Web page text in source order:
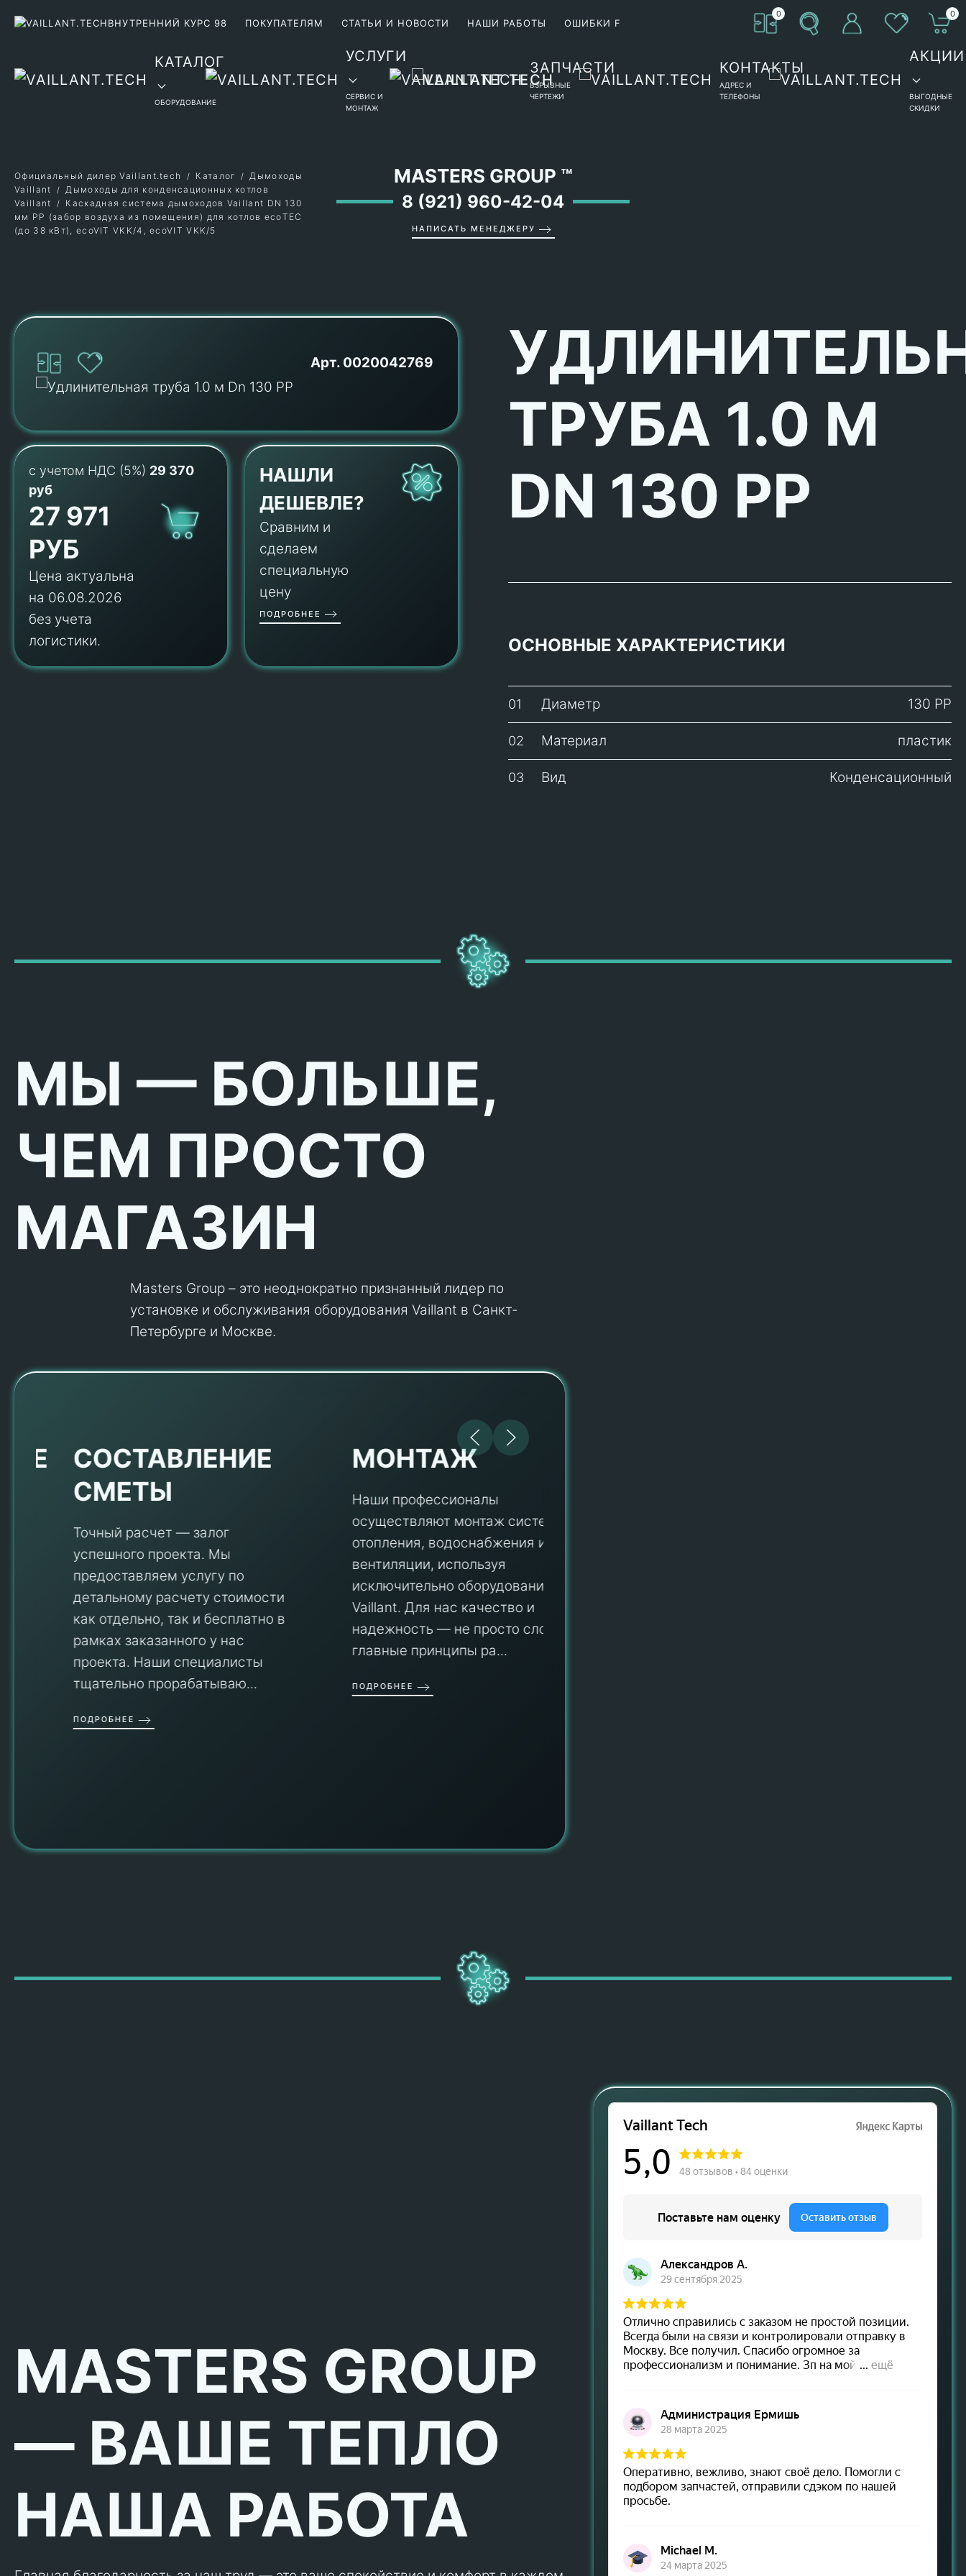
ВНУТРЕННИЙ КУРС 98 ПОКУПАТЕЛЯМ СТАТЬИ И НОВОСТИ НАШИ РАБОТЫ ОШИБКИ F
0 0
КАТАЛОГ
ОБОРУДОВАНИЕ
УСЛУГИ
СЕРВИС И
МОНТАЖ
ЗАПЧАСТИ
ВЗРЫВНЫЕ
ЧЕРТЕЖИ
КОНТАКТЫ
АДРЕС И
ТЕЛЕФОНЫ
АКЦИИ
ВЫГОДНЫЕ
СКИДКИ
MASTERS GROUP ™
8 (921) 960-42-04
НАПИСАТЬ МЕНЕДЖЕРУ
Официальный дилер Vaillant.tech Каталог
Дымоходы
Vaillant
Дымоходы для конденсационных котлов
Vaillant
Каскадная система дымоходов Vaillant DN 130
мм PP (забор воздуха из помещения) для котлов ecoTEC
(до 38 кВт), ecoVIT VKK/4, ecoVIT VKK/5
Арт. 0020042769
с учетом НДС (5%) 29 370
руб
27 971
РУБ
Цена актуальна
на 06.08.2026
без учета
логистики.
НАШЛИ
ДЕШЕВЛЕ?
Сравним и
сделаем
специальную
цену
ПОДРОБНЕЕ
ТРУБА 1.0 М
DN 130 PP
ОСНОВНЫЕ ХАРАКТЕРИСТИКИ
01 Диаметр 130 PP
02 Материал пластик
03 Вид Конденсационный
МЫ — БОЛЬШЕ,
ЧЕМ ПРОСТО
МАГАЗИН
Masters Group – это неоднократно признанный лидер по
установке и обслуживания оборудования Vaillant в Санкт-
Петербурге и Москве.
СОСТАВЛЕНИЕ
СМЕТЫ
Точный расчет — залог
успешного проекта. Мы
предоставляем услугу по
детальному расчету стоимости
как отдельно, так и бесплатно в
рамках заказанного у нас
проекта. Наши специалисты
тщательно прорабатываю...
ПОДРОБНЕЕ
МОНТАЖ
Наши профессионалы
осуществляют монтаж систем
отопления, водоснабжения и
вентиляции, используя
исключительно оборудование
Vaillant. Для нас качество и
надежность — не просто слова, а
главные принципы ра...
ПОДРОБНЕЕ
MASTERS GROUP
— ВАШЕ ТЕПЛО
НАША РАБОТА